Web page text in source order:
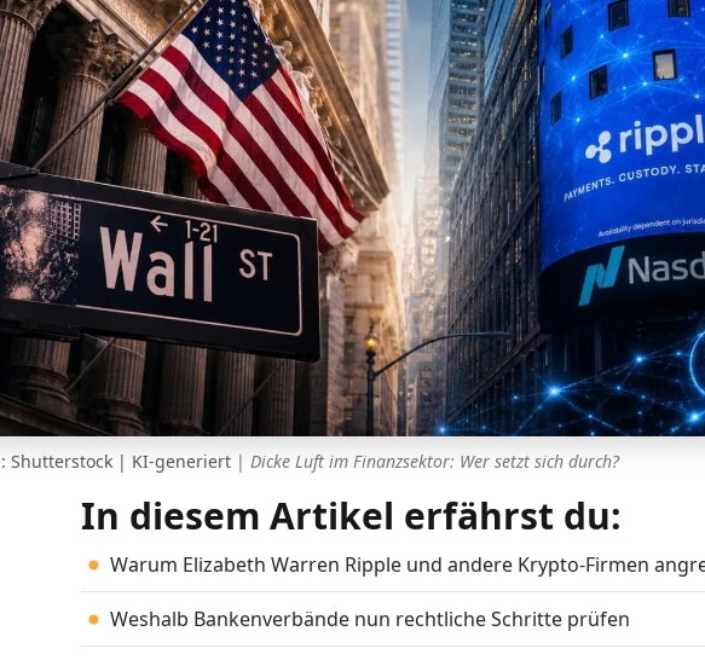
Shutterstock | KI-generiert | Dicke Luft im Finanzsektor: Wer setzt sich durch?
In diesem Artikel erfährst du:
Warum Elizabeth Warren Ripple und andere Krypto-Firmen
Weshalb Bankenverbände nun rechtliche Schritte prüfen